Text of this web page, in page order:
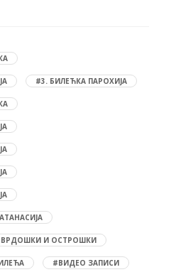
#3. БИЛЕЋКА ПАРОХИЈА
И ОСТРОШКИ
#ВИДЕО ЗАПИСИ